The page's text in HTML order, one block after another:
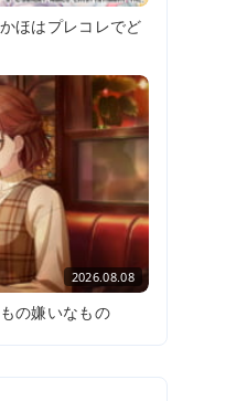
ほはプレコレでど
2026.08.08
の嫌いなもの